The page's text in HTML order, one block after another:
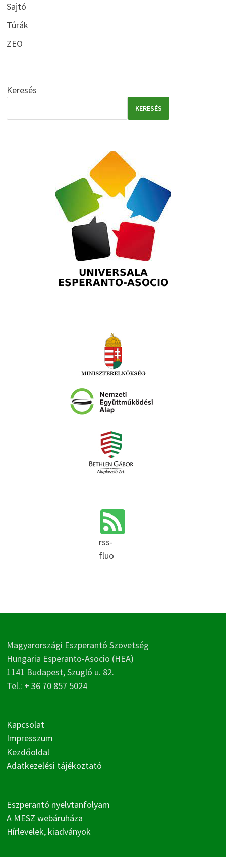
Sajtó
Túrák
ZEO
Keresés
KERESÉS
rss-
fluo
Magyarországi Eszperantó Szövetség
Hungaria Esperanto-Asocio (HEA)
1141 Budapest, Szugló u. 82.
Tel.: + 36 70 857 5024
Kapcsolat
Impresszum
Kezdőoldal
Adatkezelési tájékoztató
Eszperantó nyelvtanfolyam
A MESZ webáruháza
Hírlevelek, kiadványok